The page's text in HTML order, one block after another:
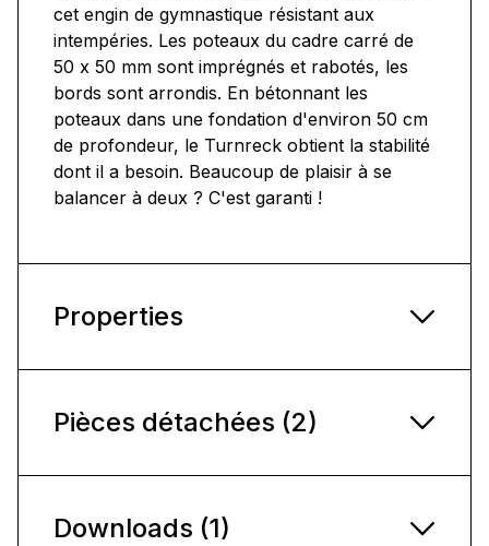
cet engin de gymnastique résistant aux
intempéries. Les poteaux du cadre carré de
50 x 50 mm sont imprégnés et rabotés, les
bords sont arrondis. En bétonnant les
poteaux dans une fondation d'environ 50 cm
de profondeur, le Turnreck obtient la stabilité
dont il a besoin. Beaucoup de plaisir à se
balancer à deux ? C'est garanti !
Properties
Pièces détachées (2)
Downloads (1)